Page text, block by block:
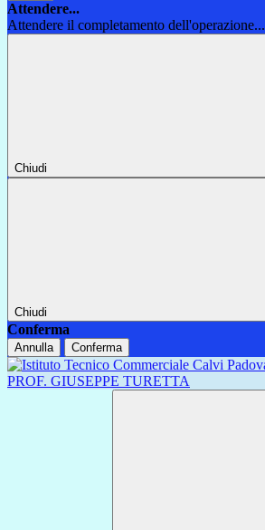
Attendere...
Attendere il completamento dell'operazione...
Chiudi
Chiudi
Conferma
Annulla Conferma